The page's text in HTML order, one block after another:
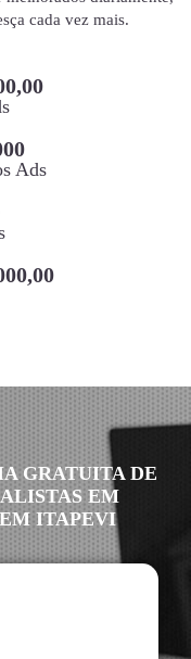
cada vez mais.
Ads
GRATUITA DE
EM
ITAPEVI